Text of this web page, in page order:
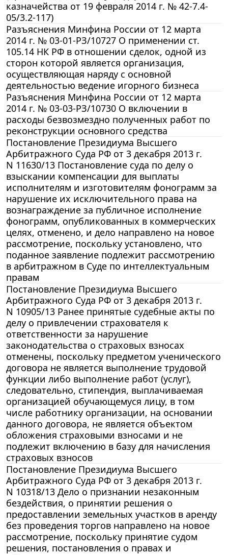
казначейства от 19 февраля 2014 г. № 42-7.4-
05/3.2-117)
Разъяснения Минфина России от 12 марта
2014 г. № 03-01-РЗ/10727 О применении ст.
105.14 НК РФ в отношении сделок, одной из
сторон которой является организация,
осуществляющая наряду с основной
деятельностью ведение игорного бизнеса
Разъяснения Минфина России от 12 марта
2014 г. № 03-03-РЗ/10730 О включении в
расходы безвозмездно полученных работ по
реконструкции основного средства
Постановление Президиума Высшего
Арбитражного Суда РФ от 3 декабря 2013 г.
N 11630/13 Постановление суда по делу о
взыскании компенсации для выплаты
исполнителям и изготовителям фонограмм за
нарушение их исключительного права на
вознаграждение за публичное исполнение
фонограмм, опубликованных в коммерческих
целях, отменено, и дело направлено на новое
рассмотрение, поскольку установлено, что
поданное заявление подлежит рассмотрению
в арбитражном в Суде по интеллектуальным
правам
Постановление Президиума Высшего
Арбитражного Суда РФ от 3 декабря 2013 г.
N 10905/13 Ранее принятые судебные акты по
делу о привлечении страхователя к
ответственности за нарушение
законодательства о страховых взносах
отменены, поскольку предметом ученического
договора не является выполнение трудовой
функции либо выполнение работ (услуг),
следовательно, стипендия, выплачиваемая
организацией обучающемуся лицу, в том
числе работнику организации, на основании
данного договора, не является объектом
обложения страховыми взносами и не
подлежит включению в базу для начисления
страховых взносов
Постановление Президиума Высшего
Арбитражного Суда РФ от 3 декабря 2013 г.
N 10318/13 Дело о признании незаконным
бездействия, о принятии решения о
предоставлении земельных участков в аренду
без проведения торгов направлено на новое
рассмотрение, поскольку принятие судом
решения, постановления о правах и